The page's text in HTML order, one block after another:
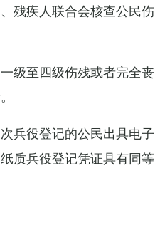
残疾人联合会核查公民伤
级至四级伤残或者完全丧
兵役登记的公民出具电子
质兵役登记凭证具有同等